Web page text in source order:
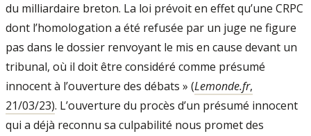
du milliardaire breton. La loi prévoit en effet qu’une CRPC
dont l’homologation a été refusée par un juge ne figure
pas dans le dossier renvoyant le mis en cause devant un
tribunal, où il doit être considéré comme présumé
innocent à l’ouverture des débats » (Lemonde.fr,
21/03/23). L’ouverture du procès d’un présumé innocent
qui a déjà reconnu sa culpabilité nous promet des